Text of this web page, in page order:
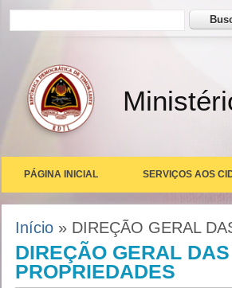
Formulário de busca Buscar
PÁGINA INICIAL SERVIÇOS AOS
Você está aqui
Início » DIREÇÃO GERAL
DIREÇÃO GERAL
PROPRIEDADES